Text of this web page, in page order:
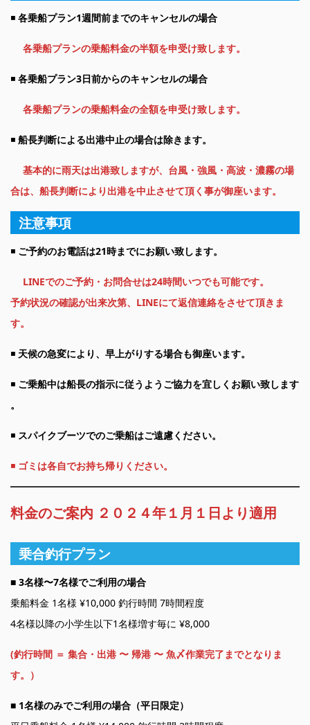
◾️ 各乗船プラン1週間前までのキャンセルの場合
各乗船プランの乗船料金の半額を申受け致します。
◾️ 各乗船プラン3日前からのキャンセルの場合
各乗船プランの乗船料金の全額を申受け致します。
◾️ 船長判断による出港中止の場合は除きます。
基本的に雨天は出港致しますが、台風・強風・高波・濃霧の場
合は、船長判断により出港を中止させて頂く事が御座います。
注意事項
◾️ ご予約のお電話は21時までにお願い致します。
LINEでのご予約・お問合せは24時間いつでも可能です。
予約状況の確認が出来次第、LINEにて返信連絡をさせて頂きま
す。
◾️ 天候の急変により、早上がりする場合も御座います。
◾️ ご乗船中は船長の指示に従うようご協力を宜しくお願い致します
。
◾️ スパイクブーツでのご乗船はご遠慮ください。
◾️ ゴミは各自でお持ち帰りください。
料金のご案内 ２０２４年１月１日より適用
乗合釣行プラン
■ 3名様〜7名様でご利用の場合
乗船料金 1名様 ¥10,000 釣行時間 7時間程度
4名様以降の小学生以下1名様増す毎に ¥8,000
(釣行時間 ＝ 集合・出港 〜 帰港 〜 魚〆作業完了までとなりま
す。）
■ 1名様のみでご利用の場合（平日限定）